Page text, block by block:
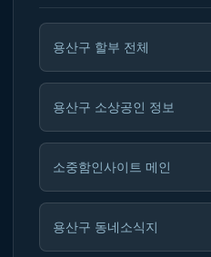
용산구 할부 전체
용산구 소상공인 정보
소중함인사이트 메인
용산구 동네소식지